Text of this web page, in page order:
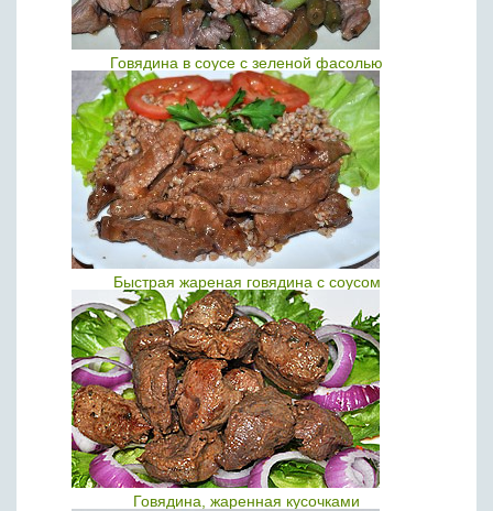
Говядина в соусе с зеленой фасолью
Быстрая жареная говядина с соусом
Говядина, жаренная кусочками